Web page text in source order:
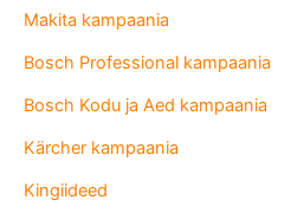
Makita kampaania
Bosch Professional kampaania
Bosch Kodu ja Aed kampaania
Kärcher kampaania
Kingiideed